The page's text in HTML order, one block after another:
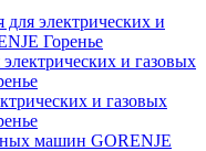
электрических и
Горенье
и газовых
и газовых
машин GORENJE